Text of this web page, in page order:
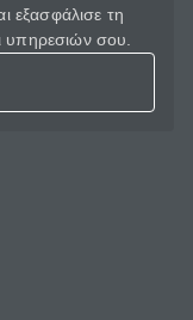
εξασφάλισε τη
υπηρεσιών σου.